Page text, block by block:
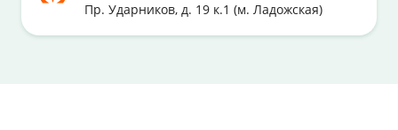
Пр. Ударников, д. 19 к.1 (м. Ладожская)